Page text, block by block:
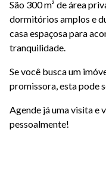
São 300 m² de área
dormitórios amplos e
casa espaçosa para
tranquilidade.
Se você busca um
promissora, esta pode
Agende já uma visita e
pessoalmente!